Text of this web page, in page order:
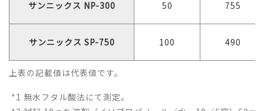
上表の記載値は代表値です。
*1 無水フタル酸法にて測定。
サンニックス NP-300 50 755
サンニックス SP-750 100 490